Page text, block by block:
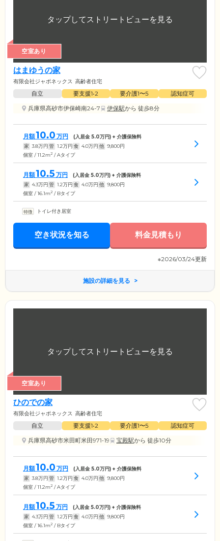
空室あり
はまゆうの家
有限会社ジャポネックス 高齢者住宅
自立 要支援1•2 要介護1〜5
認知症可
兵庫県高砂市伊保崎南24-7
伊保駅から 徒歩8分
月額10.0 万円 (入居金 5.0万円) + 介護保険料
家 3.8万円 管 1.2万円 食 4.0万円 他 9,800円
個室 / 11.2m2 / Aタイプ
月額10.5 万円 (入居金 5.0万円) + 介護保険料
家 4.3万円 管 1.2万円 食 4.0万円 他 9,800円
個室 / 16.1m2 / Bタイプ
トイレ付き居室
空き状況を知る 料金見積もり
※2026/03/24更新
施設の詳細を見る
空室あり
ひのでの家
有限会社ジャポネックス 高齢者住宅
自立 要支援1•2 要介護1〜5
認知症可
兵庫県高砂市米田町米田971-19
宝殿駅から 徒歩10分
月額10.0 万円 (入居金 5.0万円) + 介護保険料
家 3.8万円 管 1.2万円 食 4.0万円 他 9,800円
個室 / 11.2m2 / Aタイプ
月額10.5 万円 (入居金 5.0万円) + 介護保険料
家 4.3万円 管 1.2万円 食 4.0万円 他 9,800円
個室 / 16.1m2 / Bタイプ